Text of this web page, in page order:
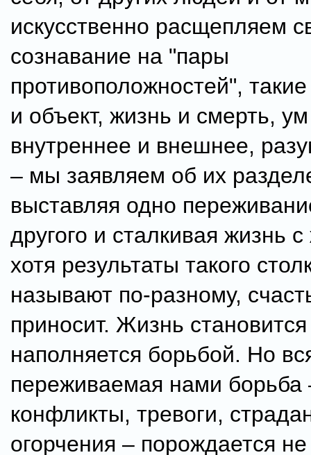
искусственно расщепляем
сознавание на "пары
противоположностей", такие
и объект, жизнь и смерть,
внутреннее и внешнее,
– мы заявляем об их
выставляя одно
другого и сталкивая жизнь
хотя результаты такого
называют по-разному,
приносит. Жизнь
наполняется борьбой. Но
переживаемая нами
конфликты, тревоги,
огорчения – порождается